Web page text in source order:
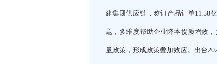
建集团供应链，签订产品订单11.58
题，多维度帮助企业降本提质增效
量政策，形成政策叠加效应。出台